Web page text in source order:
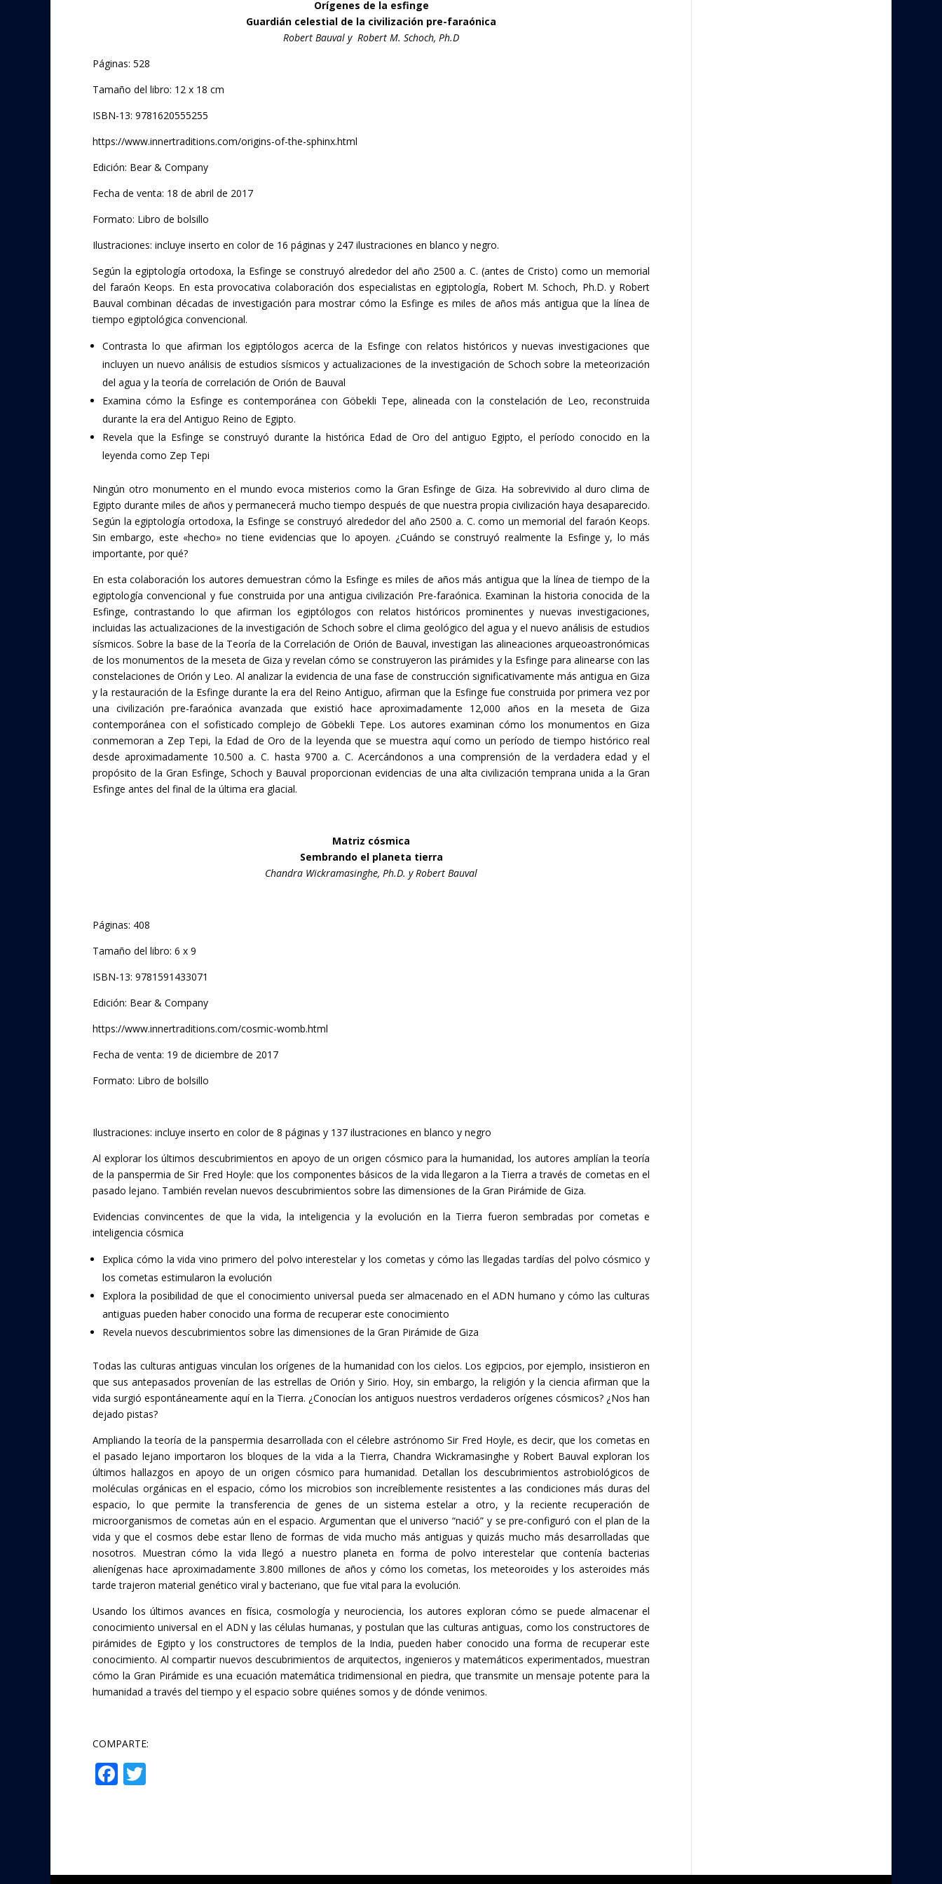
o
o
k
Orígenes de la esfinge
Guardián celestial de la civilización pre-faraónica
Robert Bauval y Robert M. Schoch, Ph.D
Páginas: 528
Tamaño del libro: 12 x 18 cm
ISBN-13: 9781620555255
https://www.innertraditions.com/origins-of-the-sphinx.html
Edición: Bear & Company
Fecha de venta: 18 de abril de 2017
Formato: Libro de bolsillo
Ilustraciones: incluye inserto en color de 16 páginas y 247 ilustraciones en blanco y negro.
Según la egiptología ortodoxa, la Esfinge se construyó alrededor del año 2500 a. C. (antes de Cristo) como un memorial
del faraón Keops. En esta provocativa colaboración dos especialistas en egiptología, Robert M. Schoch, Ph.D. y Robert
Bauval combinan décadas de investigación para mostrar cómo la Esfinge es miles de años más antigua que la línea de
tiempo egiptológica convencional.
Contrasta lo que afirman los egiptólogos acerca de la Esfinge con relatos históricos y nuevas investigaciones que
incluyen un nuevo análisis de estudios sísmicos y actualizaciones de la investigación de Schoch sobre la meteorización
del agua y la teoría de correlación de Orión de Bauval
Examina cómo la Esfinge es contemporánea con Göbekli Tepe, alineada con la constelación de Leo, reconstruida
durante la era del Antiguo Reino de Egipto.
Revela que la Esfinge se construyó durante la histórica Edad de Oro del antiguo Egipto, el período conocido en la
leyenda como Zep Tepi
Ningún otro monumento en el mundo evoca misterios como la Gran Esfinge de Giza. Ha sobrevivido al duro clima de
Egipto durante miles de años y permanecerá mucho tiempo después de que nuestra propia civilización haya desaparecido.
Según la egiptología ortodoxa, la Esfinge se construyó alrededor del año 2500 a. C. como un memorial del faraón Keops.
Sin embargo, este «hecho» no tiene evidencias que lo apoyen. ¿Cuándo se construyó realmente la Esfinge y, lo más
importante, por qué?
En esta colaboración los autores demuestran cómo la Esfinge es miles de años más antigua que la línea de tiempo de la
egiptología convencional y fue construida por una antigua civilización Pre-faraónica. Examinan la historia conocida de la
Esfinge, contrastando lo que afirman los egiptólogos con relatos históricos prominentes y nuevas investigaciones,
incluidas las actualizaciones de la investigación de Schoch sobre el clima geológico del agua y el nuevo análisis de estudios
sísmicos. Sobre la base de la Teoría de la Correlación de Orión de Bauval, investigan las alineaciones arqueoastronómicas
de los monumentos de la meseta de Giza y revelan cómo se construyeron las pirámides y la Esfinge para alinearse con las
constelaciones de Orión y Leo. Al analizar la evidencia de una fase de construcción significativamente más antigua en Giza
y la restauración de la Esfinge durante la era del Reino Antiguo, afirman que la Esfinge fue construida por primera vez por
una civilización pre-faraónica avanzada que existió hace aproximadamente 12,000 años en la meseta de Giza
contemporánea con el sofisticado complejo de Göbekli Tepe. Los autores examinan cómo los monumentos en Giza
conmemoran a Zep Tepi, la Edad de Oro de la leyenda que se muestra aquí como un período de tiempo histórico real
desde aproximadamente 10.500 a. C. hasta 9700 a. C. Acercándonos a una comprensión de la verdadera edad y el
propósito de la Gran Esfinge, Schoch y Bauval proporcionan evidencias de una alta civilización temprana unida a la Gran
Esfinge antes del final de la última era glacial.
Matriz cósmica
Sembrando el planeta tierra
Chandra Wickramasinghe, Ph.D. y Robert Bauval
Páginas: 408
Tamaño del libro: 6 x 9
ISBN-13: 9781591433071
Edición: Bear & Company
https://www.innertraditions.com/cosmic-womb.html
Fecha de venta: 19 de diciembre de 2017
Formato: Libro de bolsillo
Ilustraciones: incluye inserto en color de 8 páginas y 137 ilustraciones en blanco y negro
Al explorar los últimos descubrimientos en apoyo de un origen cósmico para la humanidad, los autores amplían la teoría
de la panspermia de Sir Fred Hoyle: que los componentes básicos de la vida llegaron a la Tierra a través de cometas en el
pasado lejano. También revelan nuevos descubrimientos sobre las dimensiones de la Gran Pirámide de Giza.
Evidencias convincentes de que la vida, la inteligencia y la evolución en la Tierra fueron sembradas por cometas e
inteligencia cósmica
Explica cómo la vida vino primero del polvo interestelar y los cometas y cómo las llegadas tardías del polvo cósmico y
los cometas estimularon la evolución
Explora la posibilidad de que el conocimiento universal pueda ser almacenado en el ADN humano y cómo las culturas
antiguas pueden haber conocido una forma de recuperar este conocimiento
Revela nuevos descubrimientos sobre las dimensiones de la Gran Pirámide de Giza
Todas las culturas antiguas vinculan los orígenes de la humanidad con los cielos. Los egipcios, por ejemplo, insistieron en
que sus antepasados ​​provenían de las estrellas de Orión y Sirio. Hoy, sin embargo, la religión y la ciencia afirman que la
vida surgió espontáneamente aquí en la Tierra. ¿Conocían los antiguos nuestros verdaderos orígenes cósmicos? ¿Nos han
dejado pistas?
Ampliando la teoría de la panspermia desarrollada con el célebre astrónomo Sir Fred Hoyle, es decir, que los cometas en
el pasado lejano importaron los bloques de la vida a la Tierra, Chandra Wickramasinghe y Robert Bauval exploran los
últimos hallazgos en apoyo de un origen cósmico para humanidad. Detallan los descubrimientos astrobiológicos de
moléculas orgánicas en el espacio, cómo los microbios son increíblemente resistentes a las condiciones más duras del
espacio, lo que permite la transferencia de genes de un sistema estelar a otro, y la reciente recuperación de
microorganismos de cometas aún en el espacio. Argumentan que el universo “nació” y se pre-configuró con el plan de la
vida y que el cosmos debe estar lleno de formas de vida mucho más antiguas y quizás mucho más desarrolladas que
nosotros. Muestran cómo la vida llegó a nuestro planeta en forma de polvo interestelar que contenía bacterias
alienígenas hace aproximadamente 3.800 millones de años y cómo los cometas, los meteoroides y los asteroides más
tarde trajeron material genético viral y bacteriano, que fue vital para la evolución.
Usando los últimos avances en física, cosmología y neurociencia, los autores exploran cómo se puede almacenar el
conocimiento universal en el ADN y las células humanas, y postulan que las culturas antiguas, como los constructores de
pirámides de Egipto y los constructores de templos de la India, pueden haber conocido una forma de recuperar este
conocimiento. Al compartir nuevos descubrimientos de arquitectos, ingenieros y matemáticos experimentados, muestran
cómo la Gran Pirámide es una ecuación matemática tridimensional en piedra, que transmite un mensaje potente para la
humanidad a través del tiempo y el espacio sobre quiénes somos y de dónde venimos.
COMPARTE:
F